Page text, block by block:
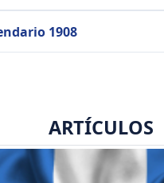
1908
ARTÍCULOS